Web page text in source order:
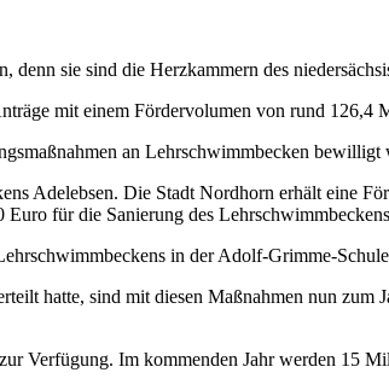
denn sie sind die Herzkammern des
mit einem Fördervolumen von rund 126,4
an Lehrschwimmbecken bewilligt
Adelebsen. Die Stadt Nordhorn erhält eine
für die Sanierung des
in der Adolf-Grimme-
hatte, sind mit diesen Maßnahmen nun zum
Verfügung. Im kommenden Jahr werden 15